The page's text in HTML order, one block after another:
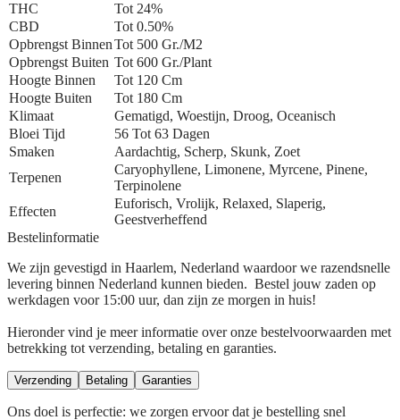
THC
Tot 24%
CBD
Tot 0.50%
Opbrengst BinnenTot 500 Gr./m2
Opbrengst Buiten Tot 600 Gr./plant
Hoogte Binnen
Tot 120 Cm
Hoogte Buiten
Tot 180 Cm
Klimaat
Gematigd, Woestijn, Droog, Oceanisch
Bloei Tijd
56 Tot 63 Dagen
Smaken
Aardachtig, Scherp, Skunk, Zoet
Terpenen
Caryophyllene, Limonene, Myrcene, Pinene,
Terpinolene
Effecten
Euforisch, Vrolijk, Relaxed, Slaperig,
Geestverheffend
Bestelinformatie
We zijn gevestigd in Haarlem, Nederland waardoor we razendsnelle
levering binnen Nederland kunnen bieden. Bestel jouw zaden op
werkdagen voor 15:00 uur, dan zijn ze morgen in huis!
Hieronder vind je meer informatie over onze bestelvoorwaarden met
betrekking tot verzending, betaling en garanties.
Verzending Betaling Garanties
Ons doel is perfectie: we zorgen ervoor dat je bestelling snel